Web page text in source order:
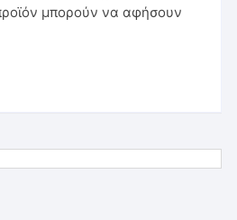
μπορούν να αφήσουν